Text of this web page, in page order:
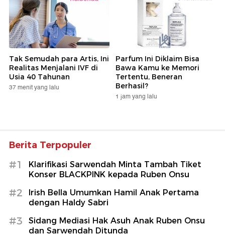
Tak Semudah para Artis, Ini
Realitas Menjalani IVF di
Usia 40 Tahunan
37 menit yang lalu
Parfum Ini Diklaim Bisa
Bawa Kamu ke Memori
Tertentu, Beneran
Berhasil?
1 jam yang lalu
Berita Terpopuler
#1
Klarifikasi Sarwendah Minta Tambah Tiket
Konser BLACKPINK kepada Ruben Onsu
#2
Irish Bella Umumkan Hamil Anak Pertama
dengan Haldy Sabri
#3
Sidang Mediasi Hak Asuh Anak Ruben Onsu
dan Sarwendah Ditunda